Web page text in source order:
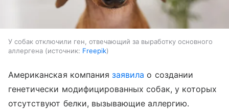
У собак отключили ген, отвечающий за выработку основного
аллергена
источник: Freepik
Американская компаниязаявила о создании
генетически модифицированных собак, у которых
отсутствуют белки, вызывающие аллергию.